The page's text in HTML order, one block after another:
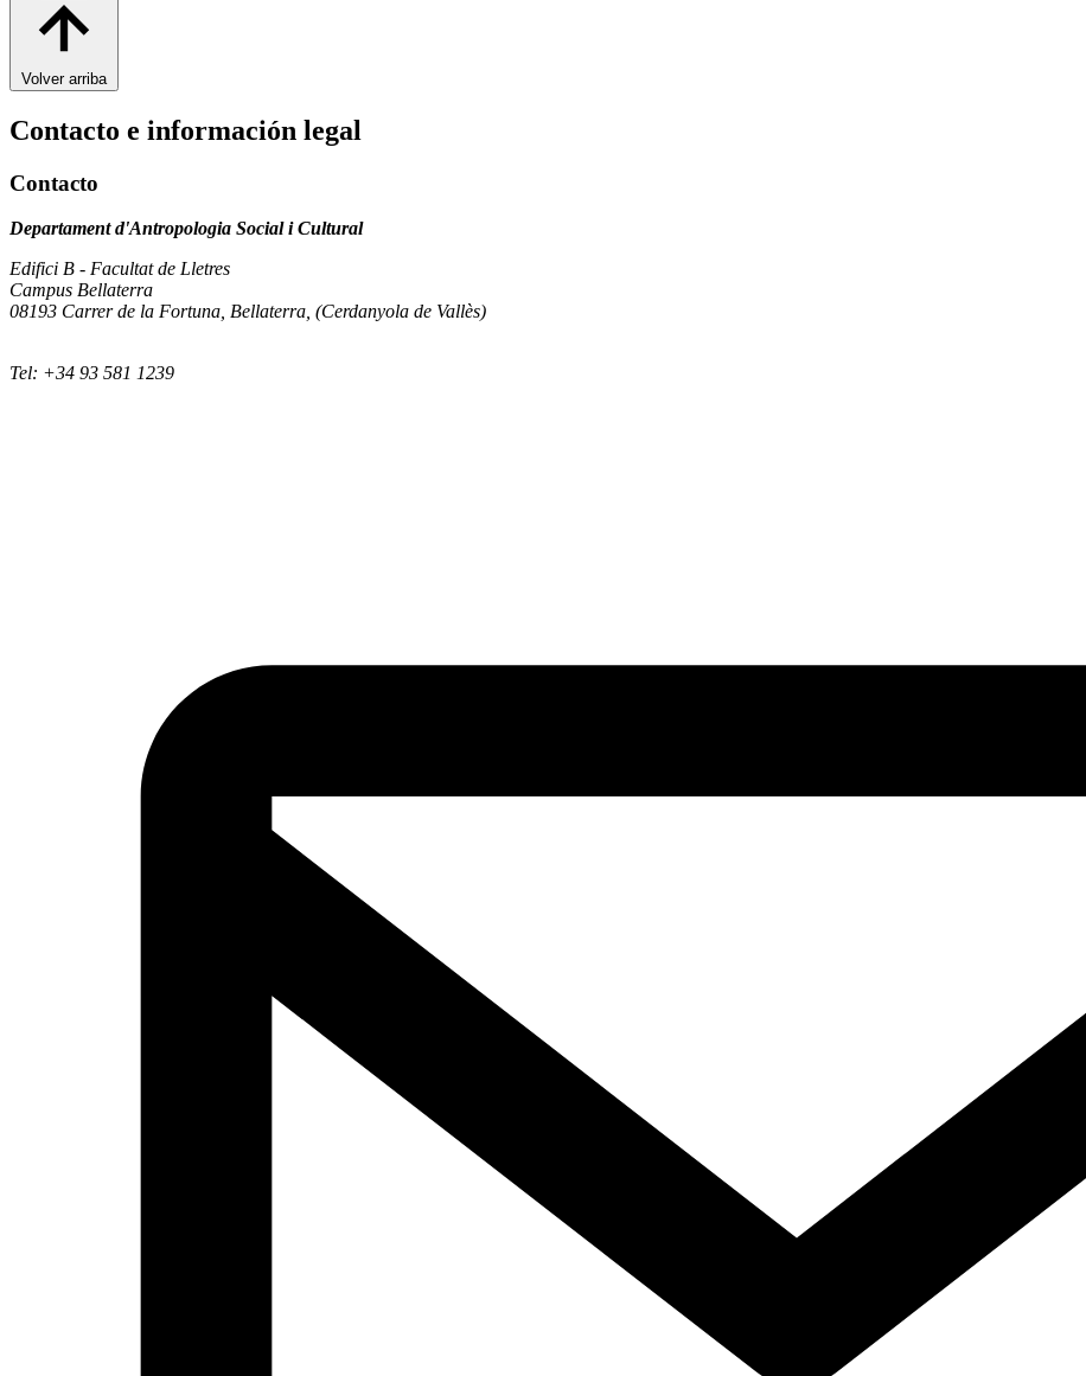
Volver arriba
Contacto e información legal
Contacto
Departament d'Antropologia Social i Cultural
Edifici B - Facultat de Lletres
Campus Bellaterra
08193 Carrer de la Fortuna, Bellaterra, (Cerdanyola de Vallès)
Tel: +34 93 581 1239